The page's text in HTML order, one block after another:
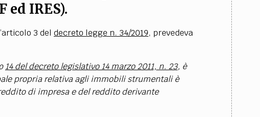
ed IRES).
3 del decreto legge n. 34/2019, prevedeva
14 del decreto legislativo 14 marzo 2011, n. 23, è
propria relativa agli immobili strumentali è
di impresa e del reddito derivante